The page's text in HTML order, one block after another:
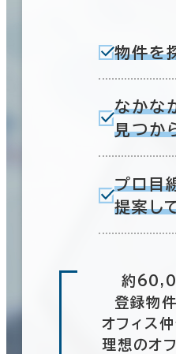
物件を
なかな
見つか
プロ目
提案し
約
登録物
オフィス
理想のオ